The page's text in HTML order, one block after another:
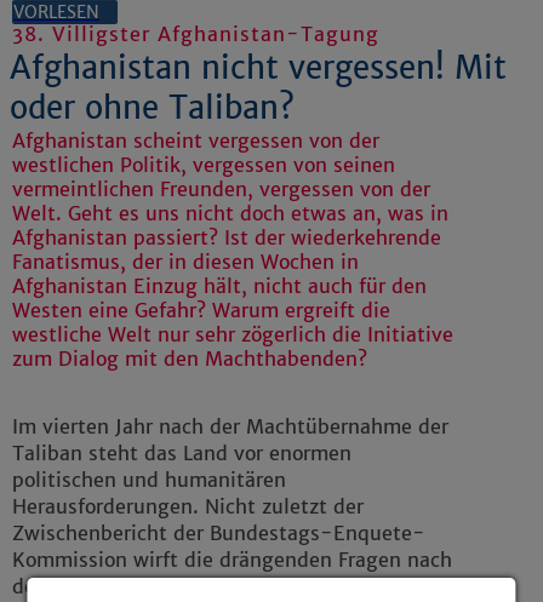
VORLESEN
38. Villigster Afghanistan-Tagung
Afghanistan nicht vergessen! Mit
oder ohne Taliban?
Afghanistan scheint vergessen von der
westlichen Politik, vergessen von seinen
vermeintlichen Freunden, vergessen von der
Welt. Geht es uns nicht doch etwas an, was in
Afghanistan passiert? Ist der wiederkehrende
Fanatismus, der in diesen Wochen in
Afghanistan Einzug hält, nicht auch für den
Westen eine Gefahr? Warum ergreift die
westliche Welt nur sehr zögerlich die Initiative
zum Dialog mit den Machthabenden?
Im vierten Jahr nach der Machtübernahme der
Taliban steht das Land vor enormen
politischen und humanitären
Herausforderungen. Nicht zuletzt der
Zwischenbericht der Bundestags-Enquete-
Kommission wirft die drängenden Fragen nach
der zukünftigen deutschen und